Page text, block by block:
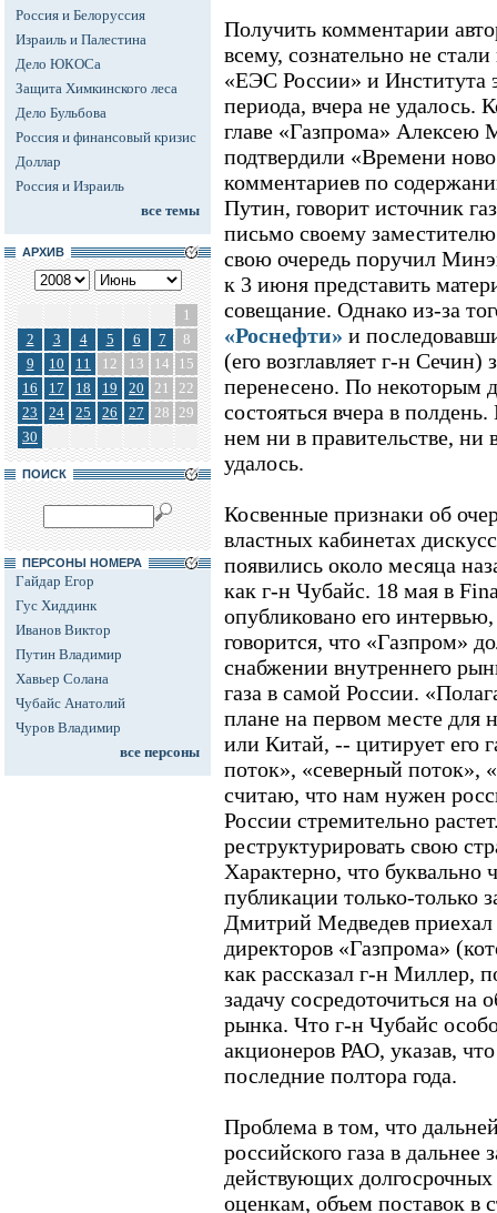
Россия и Белоруссия
Израиль и Палестина
Дело ЮКОСа
Защита Химкинского леса
Дело Бульбова
Россия и финансовый кризис
Доллар
Россия и Израиль
все темы
АРХИВ
1
2
3 4 5 6 7
8
9
10 11 12 13 14
15
16
17 18 19 20 21
22
23
24 25 26 27 28 29
30
ПОИСК
ПЕРСОНЫ НОМЕРА
Гайдар Егор
Гус Хиддинк
Иванов Виктор
Путин Владимир
Хавьер Солана
Чубайс Анатолий
Чуров Владимир
все персоны
Получить комментарии
всему, сознательно не
«ЕЭС России» и Института
периода, вчера не удалось.
главе «Газпрома» Алексею
подтвердили «Времени
комментариев по
Путин, говорит источник
письмо своему
свою очередь поручил
к 3 июня представить
совещание. Однако из-за
«Роснефти» и
(его возглавляет г-н
перенесено. По некоторым
состояться вчера в
нем ни в правительстве, ни
удалось.
Косвенные признаки об
властных кабинетах
появились около месяца
как г-н Чубайс. 18 мая в
опубликовано его
говорится, что «Газпром»
снабжении внутреннего
газа в самой России.
плане на первом месте для
или Китай, -- цитирует его
поток», «северный
считаю, что нам нужен
России стремительно
реструктурировать свою
Характерно, что буквально
публикации только-только
Дмитрий Медведев приехал
директоров «Газпрома»
как рассказал г-н Миллер,
задачу сосредоточиться на
рынка. Что г-н Чубайс
акционеров РАО, указав,
последние полтора года.
Проблема в том, что
российского газа в
действующих
оценкам, объем поставок